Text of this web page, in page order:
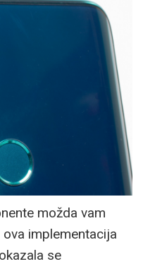
možda vam
implementacija
se